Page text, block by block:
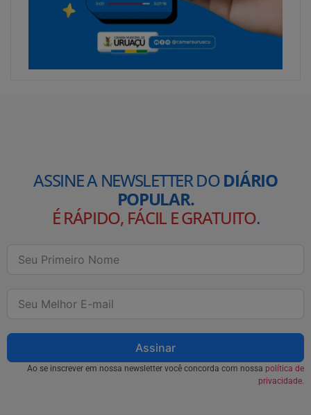
ASSINE A NEWSLETTER DODIÁRIO
POPULAR.
É RÁPIDO, FÁCIL E GRATUITO.
Assinar
Ao se inscrever em nossa newsletter você concorda com nossa política de
privacidade.